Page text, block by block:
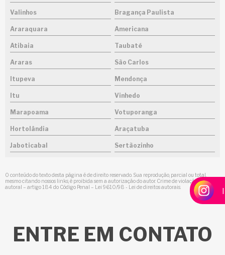
Valinhos Bragança Paulista
Araraquara Americana
Atibaia Taubaté
Araras São Carlos
Itupeva Mendonça
Itu Vinhedo
Marapoama Votuporanga
Hortolândia Araçatuba
Jaboticabal Sertãozinho
O conteúdo do texto desta página é de direito reservado. Sua reprodução, parcial ou total,
mesmo citando nossos links, é proibida sem a autorização do autor. Crime de violação de direito
autoral – artigo 184 do Código Penal – Lei 9610/98 - Lei de direitos autorais
ENTRE EM CONTATO